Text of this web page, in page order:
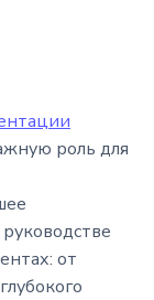
роль для
от